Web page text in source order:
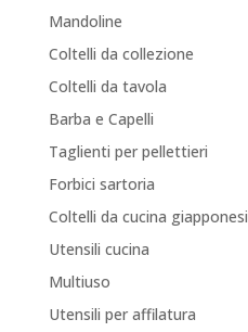
Mandoline
Coltelli da collezione
Coltelli da tavola
Barba e Capelli
Taglienti per pellettieri
Forbici sartoria
Coltelli da cucina giapponesi
Utensili cucina
Multiuso
Utensili per affilatura